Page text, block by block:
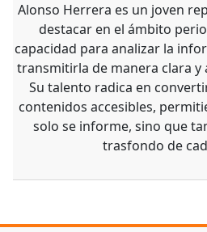
Alonso Herrera es un joven
destacar en el ámbito
capacidad para analizar la
transmitirla de manera clara y
Su talento radica en
contenidos accesibles,
solo se informe, sino que
trasfondo de